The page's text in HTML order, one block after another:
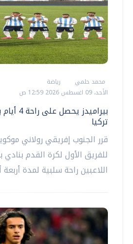
محمد حلمي
رياضة
الأحد، 09 اغسطس 2026 12:59 ص
تركيا
قرر الجنوب إفريقي رولاني
للفريق الأول لكرة القدم بنادي
اللاعبين راحة سلبية لمدة أربعة